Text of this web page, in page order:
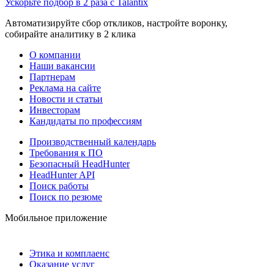
Автоматизируйте сбор откликов, настройте воронку,
собирайте аналитику в 2 клика
О компании
Наши вакансии
Партнерам
Реклама на сайте
Новости и статьи
Инвесторам
Кандидаты по профессиям
Производственный календарь
Требования к ПО
Безопасный HeadHunter
HeadHunter API
Поиск работы
Поиск по резюме
Мобильное приложение
Этика и комплаенс
Оказание услуг